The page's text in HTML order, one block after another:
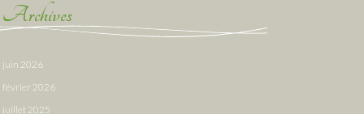
Archives
juin 2026
février 2026
juillet 2025